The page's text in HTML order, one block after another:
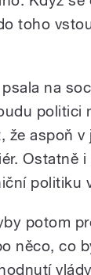
toho
na
politici
že aspoň
Ostatně
politiku
potom
něco, co